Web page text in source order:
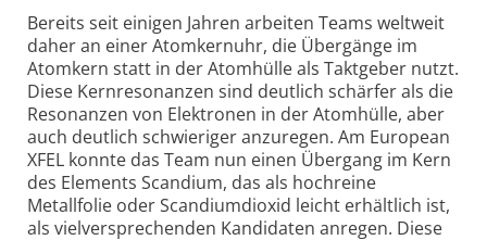
Bereits seit einigen Jahren arbeiten Teams weltweit
daher an einer Atomkernuhr, die Übergänge im
Atomkern statt in der Atomhülle als Taktgeber nutzt.
Diese Kern­resonanzen sind deutlich schärfer als die
Resonanzen von Elektronen in der Atomhülle, aber
auch deutlich schwieriger anzuregen. Am European
XFEL konnte das Team nun einen Übergang im Kern
des Elements Scandium, das als hochreine
Metallfolie oder Scandium­dioxid leicht erhältlich ist,
als vielver­sprechenden Kandidaten anregen. Diese